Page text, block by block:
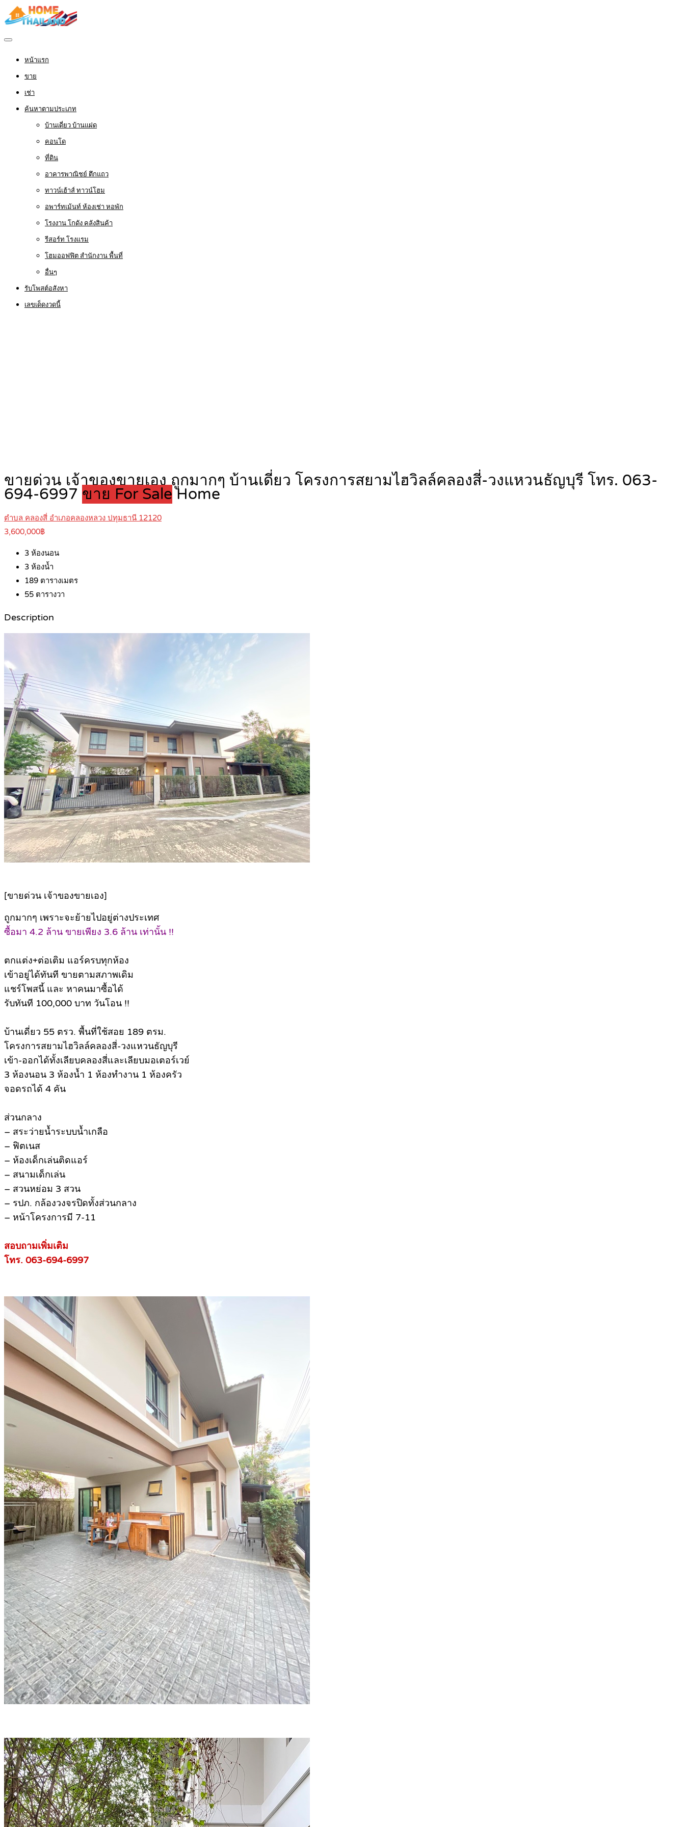
หน้าแรก
ขาย
เช่า
ค้นหาตามประเภท
บ้านเดี่ยว บ้านแฝด
คอนโด
ที่ดิน
อาคารพาณิชย์ ตึกแถว
ทาวน์เฮ้าส์ ทาวน์โฮม
อพาร์ทเม้นท์ ห้องเช่า หอพัก
โรงงาน โกดัง คลังสินค้า
รีสอร์ท โรงแรม
โฮมออฟฟิต สำนักงาน พื้นที่
อื่นๆ
รับโพสต์อสังหา
เลขเด็ดงวดนี้
ขายด่วน เจ้าของขายเอง ถูกมากๆ บ้านเดี่ยว โครงการสยามไฮวิลล์คลองสี่-วงแหวนธัญบุรี โทร. 063-
694-6997 ขาย For Sale Home
ตำบล คลองสี่ อำเภอคลองหลวง ปทุมธานี 12120
3,600,000฿
3 ห้องนอน
3 ห้องน้ำ
189 ตารางเมตร
55 ตารางวา
Description
[ขายด่วน เจ้าของขายเอง]
ถูกมากๆ เพราะจะย้ายไปอยู่ต่างประเทศ
ซื้อมา 4.2 ล้าน ขายเพียง 3.6 ล้าน เท่านั้น !!
ตกแต่ง+ต่อเติม แอร์ครบทุกห้อง
เข้าอยู่ได้ทันที ขายตามสภาพเดิม
แชร์โพสนี้ และ หาคนมาซื้อได้
รับทันที 100,000 บาท วันโอน !!
บ้านเดี่ยว 55 ตรว. พื้นที่ใช้สอย 189 ตรม.
โครงการสยามไฮวิลล์คลองสี่-วงแหวนธัญบุรี
เข้า-ออกได้ทั้งเลียบคลองสี่และเลียบมอเตอร์เวย์
3 ห้องนอน 3 ห้องน้ำ 1 ห้องทำงาน 1 ห้องครัว
จอดรถได้ 4 คัน
ส่วนกลาง
– สระว่ายน้ำระบบน้ำเกลือ
– ฟิตเนส
– ห้องเด็กเล่นติดแอร์
– สนามเด็กเล่น
– สวนหย่อม 3 สวน
– รปภ. กล้องวงจรปิดทั้งส่วนกลาง
– หน้าโครงการมี 7-11
สอบถามเพิ่มเติม
โทร. 063-694-6997